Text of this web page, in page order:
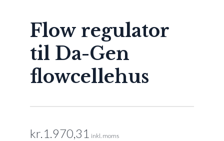
Flow regulator
til Da-Gen
flowcellehus
kr. 1.970,31 inkl. moms